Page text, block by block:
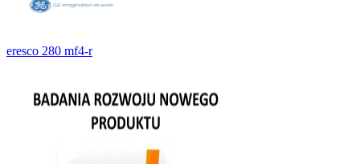
eresco 280 mf4-r